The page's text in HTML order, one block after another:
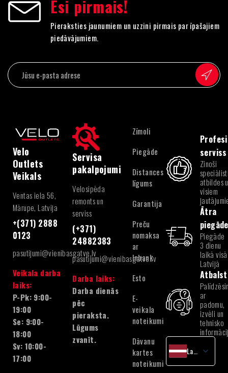
Esi pirmais!
Pieraksties jaunumiem un uzzini pirmais par īpašajiem
piedāvājumiem.
Velo
Outlets
Veikals
Ventas iela 56,
Mārupe, Latvija
+(371) 2888
0123
pasutijumi@vienibasgatve.lv
Veikala darba
laiks:
P-Pk: 9:00-
19:00
Se: 9:00-
18:00
Sv: 10:00-
17:00
Servisa
pakalpojumi
Velosipēda
remonts un
serviss
(+371)
24882383
pasutijumi@vienibasgatve.lv
Darba laiks:
Darba dienās
pēc
pieraksta.
Lūgums
zvanīt.
Zīmoli
Piegāde
Distances
līgums
Garantija
Preču
nomaksa
ar
Inbank
Esto
E-
veikala
noteikumi
Dāvanu
kartes
noteikumi
serviss
Zinoši
atbildes
visiem
Ātra
piegāde
Piegāde
3 dienu
laikā visā
Latvijā
ar
padomu,
izvēli un
tehnisko
English